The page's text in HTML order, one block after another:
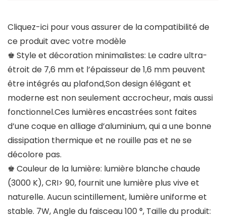
Cliquez-ici pour vous assurer de la compatibilité de
ce produit avec votre modèle
♚ Style et décoration minimalistes: Le cadre ultra-
étroit de 7,6 mm et l’épaisseur de 1,6 mm peuvent
être intégrés au plafond,Son design élégant et
moderne est non seulement accrocheur, mais aussi
fonctionnel.Ces lumières encastrées sont faites
d’une coque en alliage d’aluminium, qui a une bonne
dissipation thermique et ne rouille pas et ne se
décolore pas.
♚ Couleur de la lumière: lumière blanche chaude
(3000 K), CRI> 90, fournit une lumière plus vive et
naturelle. Aucun scintillement, lumière uniforme et
stable. 7W, Angle du faisceau 100 °, Taille du produit: